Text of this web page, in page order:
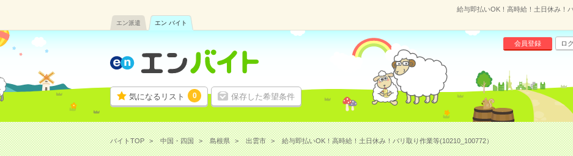
給与即払いOK！高時給！土日休み！
エン派遣 エン バイト
気になるリスト 0 保存した希望条件
会員登録 ロ
バイトTOP 中国・四国 島根県 出雲市 給与即払いOK！高時給！土日休み！バリ取り作業等(10210_100772）